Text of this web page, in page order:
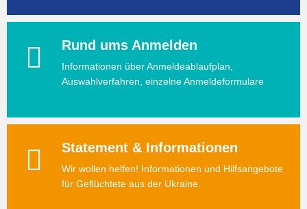
Rund ums Anmelden
Informationen über Anmeldeablaufplan,
Auswahlverfahren, einzelne Anmeldeformulare
Statement & Informationen
Wir wollen helfen! Informationen und Hilfsangebote
für Geflüchtete aus der Ukraine.